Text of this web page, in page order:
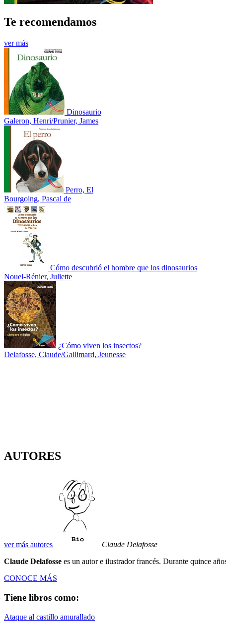
Te recomendamos
ver más
Dinosaurio
Galeron, Henri/Prunier, James
Perro, El
Bourgoing, Pascal de
Cómo descubrió el hombre que los dinosaurios
Nouel-Rénier, Juliette
¿Cómo viven los insectos?
Delafosse, Claude/Gallimard, Jeunesse
AUTORES
ver más autores
Claude Delafosse
Claude Delafosse es un autor e ilustrador francés. Durante quince
CONOCE MÁS
Tiene libros como:
Ataque al castillo amurallado